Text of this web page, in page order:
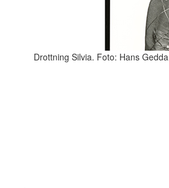
Drottning Silvia. Foto: Hans Gedda